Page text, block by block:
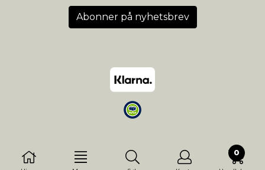
0
Abonner på nyhetsbrev